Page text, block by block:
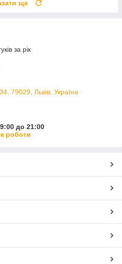
ще
за рік
79029, Львів, Україна
до 21:00
роботи